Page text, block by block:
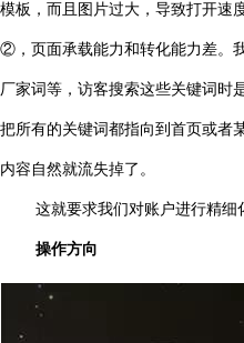
模板，而且图片过大，导致打开速
②，页面承载能力和转化能力差。
厂家词等，访客搜索这些关键词时
把所有的关键词都指向到首页或者
内容自然就流失掉了。
这就要求我们对账户进行精细化
操作方向